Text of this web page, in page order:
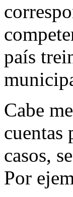
país
Cabe
cuentas
casos,
Por